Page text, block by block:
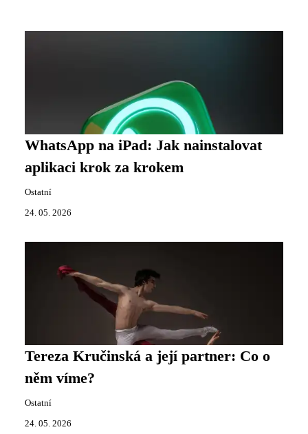
WhatsApp na iPad: Jak nainstalovat
aplikaci krok za krokem
Ostatní
24. 05. 2026
Tereza Kručinská a její partner: Co o
něm víme?
Ostatní
24. 05. 2026